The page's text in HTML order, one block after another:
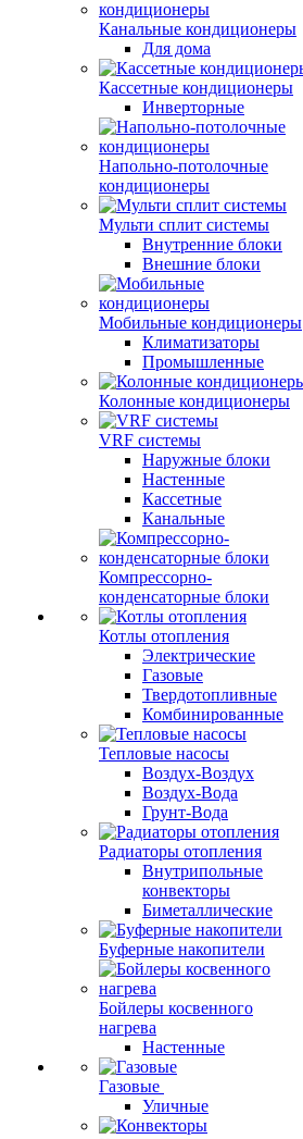
Канальные кондиционеры
Для дома
Кассетные кондиционеры
Инверторные
Напольно-потолочные
кондиционеры
Мульти сплит системы
Внутренние блоки
Внешние блоки
Мобильные кондиционеры
Климатизаторы
Промышленные
Колонные кондиционеры
VRF системы
Наружные блоки
Настенные
Кассетные
Канальные
Компрессорно-
конденсаторные блоки
Котлы отопления
Электрические
Газовые
Твердотопливные
Комбинированные
Тепловые насосы
Воздух-Воздух
Воздух-Вода
Грунт-Вода
Радиаторы отопления
Внутрипольные
конвекторы
Биметаллические
Буферные накопители
Бойлеры косвенного
нагрева
Настенные
Газовые
Уличные